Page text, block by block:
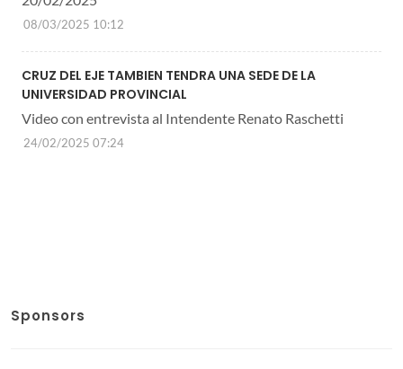
08/03/2025 10:12
CRUZ DEL EJE TAMBIEN TENDRA UNA SEDE DE LA
UNIVERSIDAD PROVINCIAL
Video con entrevista al Intendente Renato Raschetti
24/02/2025 07:24
Sponsors